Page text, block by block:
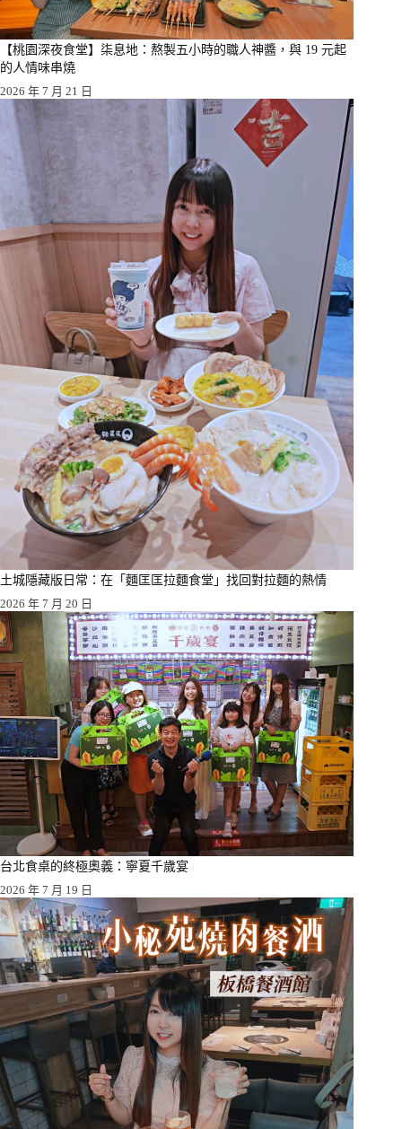
【桃園深夜食堂】柒息地：熬製五小時的職人神醬，與 19 元起
的人情味串燒
2026 年 7 月 21 日
土城隱藏版日常：在「麵匡匡拉麵食堂」找回對拉麵的熱情
2026 年 7 月 20 日
台北食桌的終極奧義：寧夏千歲宴
2026 年 7 月 19 日